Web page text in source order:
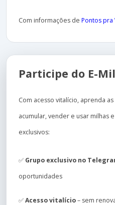
Com informações de Pontos pra
Participe do E-
Com acesso vitalício, aprenda
acumular, vender e usar milhas
exclusivos:
✅ Grupo exclusivo no
oportunidades
✅Acesso vitalício– sem